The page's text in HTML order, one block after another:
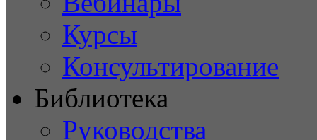
Курсы
Консультирование
Библиотека
Руководства